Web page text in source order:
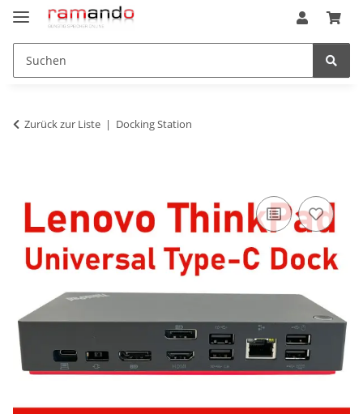
Zurück zur Liste Docking Station